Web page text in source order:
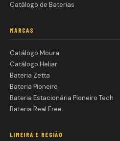
Catálogo de Baterias
MARCAS
Catálogo Moura
Catálogo Heliar
Bateria Zetta
Bateria Pioneiro
Bateria Estacionária Pioneiro Tech
Bateria Real Free
LIMEIRA E REGIÃO